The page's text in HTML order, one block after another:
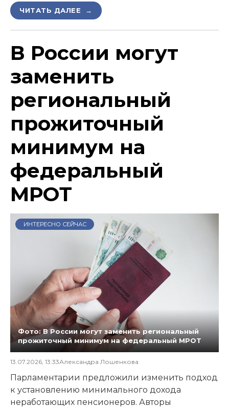
ЧИТАТЬ ДАЛЕЕ →
В России могут
заменить
региональный
прожиточный
минимум на
федеральный
МРОТ
ИНТЕРЕСНО СЕЙЧАС
Фото: В России могут заменить региональный
прожиточный минимум на федеральный МРОТ
13.07.2026, 13:33Александра Лошенкова
Парламентарии предложили изменить подход
к установлению минимального дохода
неработающих пенсионеров. Авторы